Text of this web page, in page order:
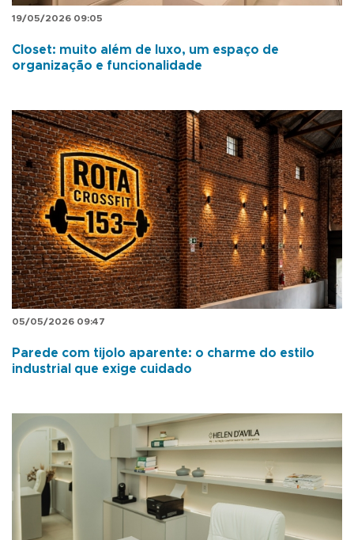
19/05/2026 09:05
Closet: muito além de luxo, um espaço de
organização e funcionalidade
05/05/2026 09:47
Parede com tijolo aparente: o charme do estilo
industrial que exige cuidado